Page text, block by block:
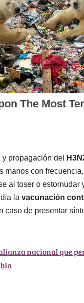
propagación del
manos con
al toser o
la vacunación
caso de presentar
nacional que